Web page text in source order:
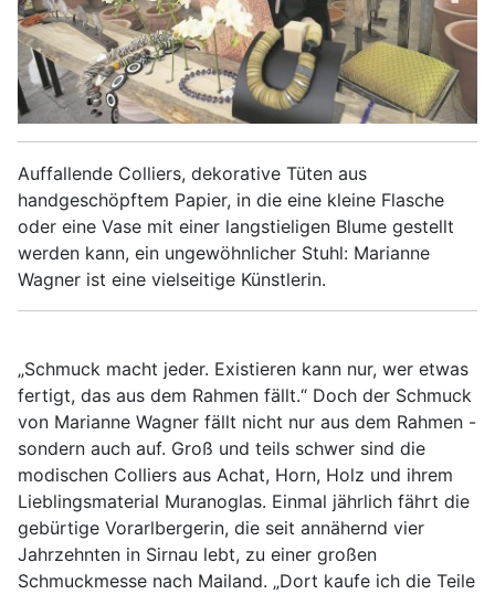
Auffallende Colliers, dekorative Tüten aus
handgeschöpftem Papier, in die eine kleine Flasche
oder eine Vase mit einer langstieligen Blume gestellt
werden kann, ein ungewöhnlicher Stuhl: Marianne
Wagner ist eine vielseitige Künstlerin.
„Schmuck macht jeder. Existieren kann nur, wer etwas
fertigt, das aus dem Rahmen fällt.“ Doch der Schmuck
von Marianne Wagner fällt nicht nur aus dem Rahmen -
sondern auch auf. Groß und teils schwer sind die
modischen Colliers aus Achat, Horn, Holz und ihrem
Lieblingsmaterial Muranoglas. Einmal jährlich fährt die
gebürtige Vorarlbergerin, die seit annähernd vier
Jahrzehnten in Sirnau lebt, zu einer großen
Schmuckmesse nach Mailand. „Dort kaufe ich die Teile